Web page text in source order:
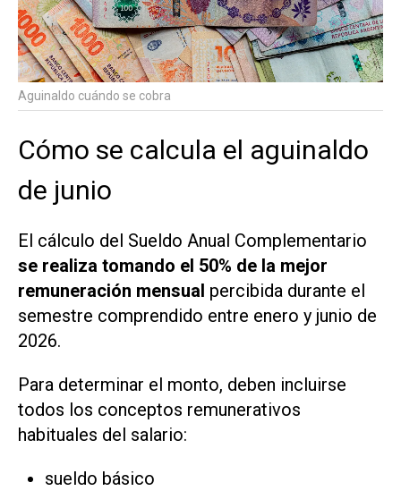
Aguinaldo cuándo se cobra
Cómo se calcula el aguinaldo
de junio
El cálculo del Sueldo Anual Complementario
se realiza tomando el 50% de la mejor
remuneración mensual percibida durante el
semestre comprendido entre enero y junio de
2026.
Para determinar el monto, deben incluirse
todos los conceptos remunerativos
habituales del salario:
sueldo básico